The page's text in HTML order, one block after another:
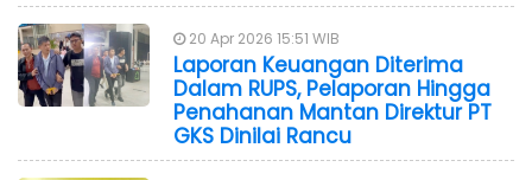
20 Apr 2026 15:51 WIB
Laporan Keuangan Diterima
Dalam RUPS, Pelaporan Hingga
Penahanan Mantan Direktur PT
GKS Dinilai Rancu